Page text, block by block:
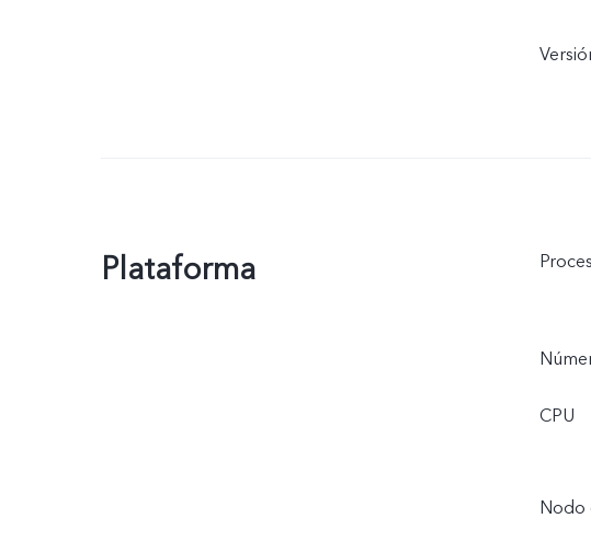
Plataforma
CPU
Nodo